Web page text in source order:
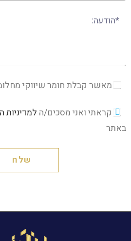
מאשר קבלת חומר שיווקי
קראתי ואני מסכים/ה למדיניות
באתר
שלח